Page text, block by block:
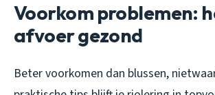
Voorkom problemen:
afvoer gezond
Beter voorkomen dan blussen,